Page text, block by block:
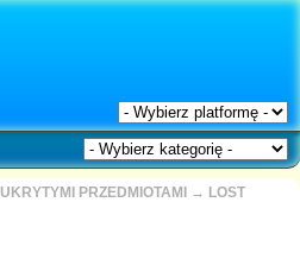
UKRYTYMI PRZEDMIOTAMI → LOST